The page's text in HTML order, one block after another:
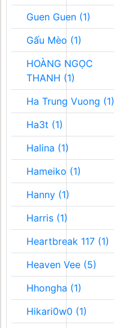
Guen Guen (1)
Gấu Mèo (1)
HOÀNG NGỌC
THANH (1)
Ha Trung Vuong (1)
Ha3t (1)
Halina (1)
Hameiko (1)
Hanny (1)
Harris (1)
Heartbreak 117 (1)
Heaven Vee (5)
Hhongha (1)
Hikari0w0 (1)